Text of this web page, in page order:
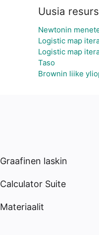
Uusia
Newtonin
Logistic map
Logistic map
Taso
Brownin liike
Graafinen laskin
Calculator Suite
Materiaalit